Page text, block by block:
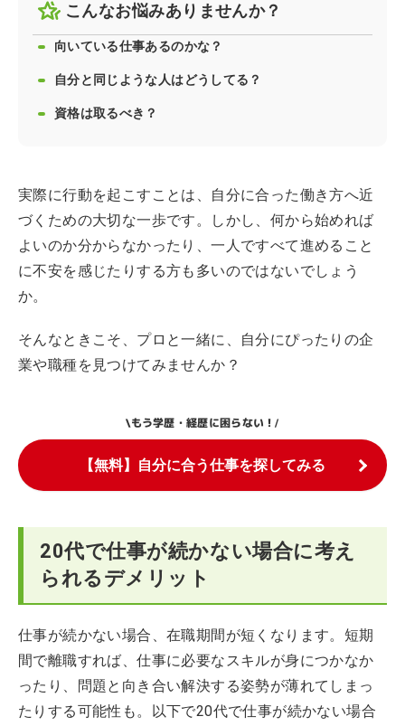
こんなお悩みありませんか？
向いている仕事あるのかな？
自分と同じような人はどうしてる？
資格は取るべき？
実際に行動を起こすことは、自分に合った働き方へ近
づくための大切な一歩です。しかし、何から始めれば
よいのか分からなかったり、一人ですべて進めること
に不安を感じたりする方も多いのではないでしょう
か。
そんなときこそ、プロと一緒に、自分にぴったりの企
業や職種を見つけてみませんか？
\もう学歴・経歴に困らない！/
【無料】自分に合う仕事を探してみる
20代で仕事が続かない場合に考え
られるデメリット
仕事が続かない場合、在職期間が短くなります。短期
間で離職すれば、仕事に必要なスキルが身につかなか
ったり、問題と向き合い解決する姿勢が薄れてしまっ
たりする可能性も。以下で20代で仕事が続かない場合